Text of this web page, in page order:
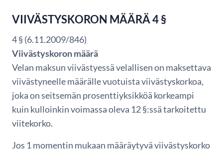
VIIVÄSTYSKORON MÄÄRÄ 4 §
4 § (6.11.2009/846)
Viivästyskoron määrä
Velan maksun viivästyessä velallisen on maksettava
viivästyneelle määrälle vuotuista viivästyskorkoa,
joka on seitsemän prosenttiyksikköä korkeampi
kuin kulloinkin voimassa oleva 12 §:ssä tarkoitettu
viitekorko.
Jos 1 momentin mukaan määräytyvä viivästyskorko